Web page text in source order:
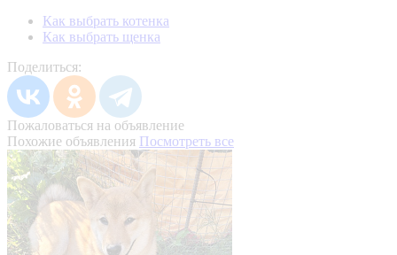
Как выбрать котенка
Как выбрать щенка
Поделиться:
Пожаловаться на объявление
Похожие объявления Посмотреть все